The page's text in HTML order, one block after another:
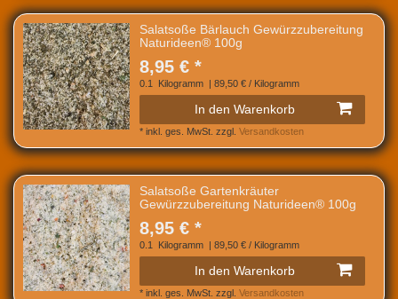
Salatsoße Bärlauch Gewürzzubereitung
Naturideen® 100g
8,95 € *
0.1 Kilogramm | 89,50 € / Kilogramm
In den Warenkorb
* inkl. ges. MwSt. zzgl. Versandkosten
Salatsoße Gartenkräuter
Gewürzzubereitung Naturideen® 100g
8,95 € *
0.1 Kilogramm | 89,50 € / Kilogramm
In den Warenkorb
* inkl. ges. MwSt. zzgl. Versandkosten